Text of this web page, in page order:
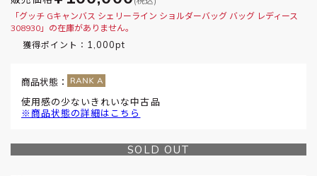
「グッチ Gキャンバス シェリーライン ショルダーバッグ バッグ レディース
308930」の在庫がありません。
獲得ポイント： 1,000pt
商品状態：
使用感の少ないきれいな中古品
※商品状態の詳細はこちら
SOLD OUT